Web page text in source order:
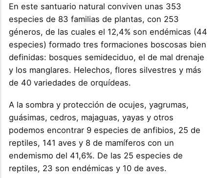
En este santuario natural conviven unas 353
especies de 83 familias de plantas, con 253
géneros, de las cuales el 12,4% son endémicas (44
especies) formado tres formaciones boscosas bien
definidas: bosques semideciduo, el de mal drenaje
y los manglares. Helechos, flores silvestres y más
de 40 variedades de orquídeas.
A la sombra y protección de ocujes, yagrumas,
guásimas, cedros, majaguas, yayas y otros
podemos encontrar 9 especies de anfibios, 25 de
reptiles, 141 aves y 8 de mamíferos con un
endemismo del 41,6%. De las 25 especies de
reptiles, 23 son endémicas y 10 de aves.